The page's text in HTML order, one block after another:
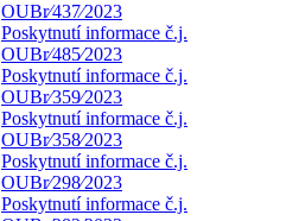
OUBr⁄437⁄2023
Poskytnutí informace č.j.
OUBr⁄485⁄2023
Poskytnutí informace č.j.
OUBr⁄359⁄2023
Poskytnutí informace č.j.
OUBr⁄358⁄2023
Poskytnutí informace č.j.
OUBr⁄298⁄2023
Poskytnutí informace č.j.